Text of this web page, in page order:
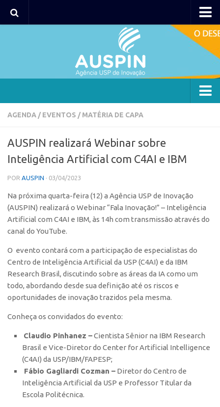
Agência
Coordenação
Polos
Polo Capital
Polo Lorena
Polo Ribeirão Preto
Polo São Carlos
Bolsa Empreendedorismo
Bolsa Startup USP
PGI-USP
Portal do Inventor
Inteligência Competitiva
Editais
AGENDA / EVENTOS / MATÉRIA DE CAPA
AUSPIN realizará Webinar sobre
Inteligência Artificial com C4AI e IBM
POR AUSPIN · 03/04/2023
Na próxima quarta-feira (12) a Agência USP de Inovação
(AUSPIN) realizará o Webinar “Fala Inovação!” – Inteligência
Artificial com C4AI e IBM, às 14h com transmissão através do
canal do YouTube.
O evento contará com a participação de especialistas do
Centro de Inteligência Artificial da USP (C4AI) e da IBM
Research Brasil, discutindo sobre as áreas da IA como um
todo, abordando desde sua definição até os riscos e
oportunidades de inovação trazidos pela mesma.
Conheça os convidados do evento:
Claudio Pinhanez –Cientista Sênior na IBM Research
Brasil e Vice-Diretor do Center for Artificial Intelligence
(C4AI) da USP/IBM/FAPESP;
Fábio Gagliardi Cozman – Diretor do Centro de
Inteligência Artificial da USP e Professor Titular da
Escola Politécnica.